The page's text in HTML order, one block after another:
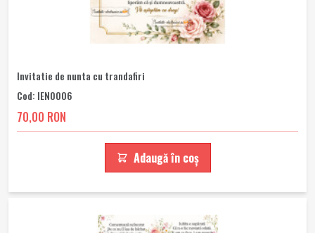
Invitatie de nunta cu trandafiri
Cod: IEN0006
70,00 RON
Adaugă în coș